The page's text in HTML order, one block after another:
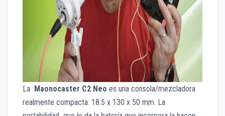
La Maonocaster C2 Neo es una consola/mezcladora
realmente compacta: 18.5 x 130 x 50 mm. La